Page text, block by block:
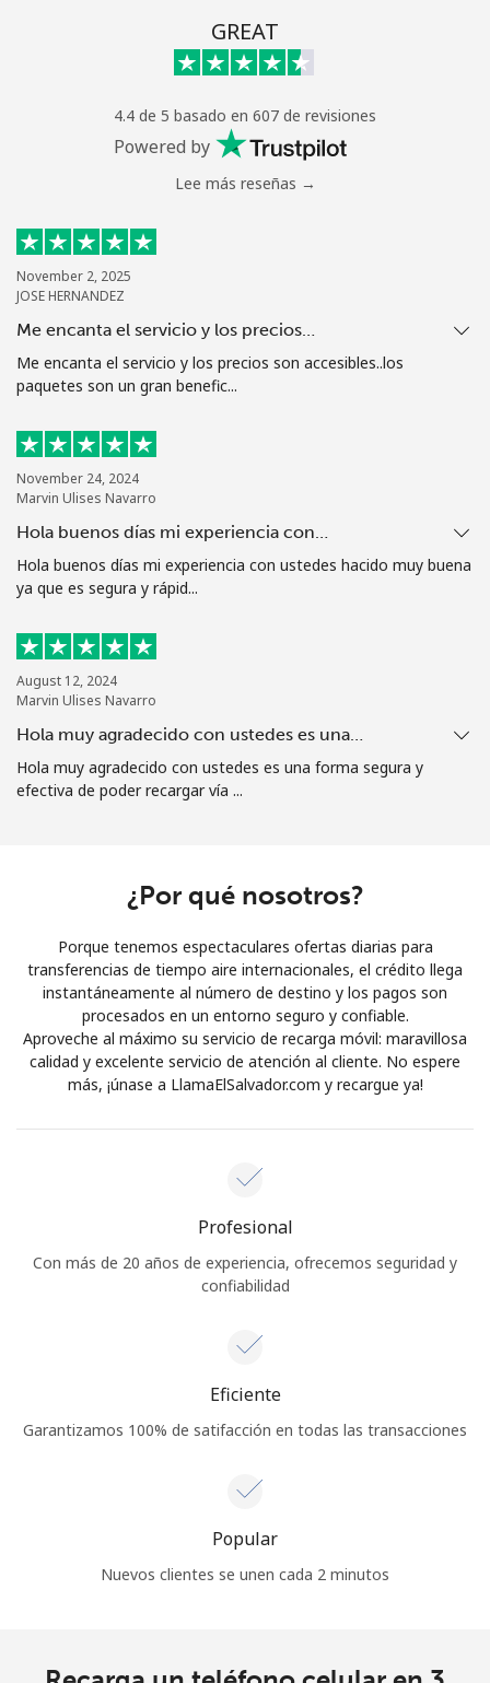
Mantente en contacto para recibir nuestras mejores
Al abrir una cuenta en este sitio web, estoy de acuerdo con
estosTérminos y condiciones.
Inicia sesión o
Iniciar Sesión
o
GREAT
4.4 de 5 basado en 607 de revisiones
Powered by
Lee más reseñas →
November 2, 2025
JOSE HERNANDEZ
Me encanta el servicio y los precios…
Me encanta el servicio y los precios son accesibles..los
paquetes son un gran benefic...
November 24, 2024
Marvin Ulises Navarro
Hola buenos días mi experiencia con…
Hola buenos días mi experiencia con ustedes hacido muy buena
ya que es segura y rápid...
August 12, 2024
Marvin Ulises Navarro
Hola muy agradecido con ustedes es una…
Hola muy agradecido con ustedes es una forma segura y
efectiva de poder recargar vía ...
¿Por qué nosotros?
Porque tenemos espectaculares ofertas diarias para
transferencias de tiempo aire internacionales, el crédito llega
instantáneamente al número de destino y los pagos son
procesados en un entorno seguro y confiable.
Aproveche al máximo su servicio de recarga móvil: maravillosa
calidad y excelente servicio de atención al cliente. No espere
más, ¡únase a LlamaElSalvador.com y recargue ya!
Profesional
Con más de 20 años de experiencia, ofrecemos seguridad y
confiabilidad
Eficiente
Garantizamos 100% de satifacción en todas las transacciones
Popular
Nuevos clientes se unen cada 2 minutos